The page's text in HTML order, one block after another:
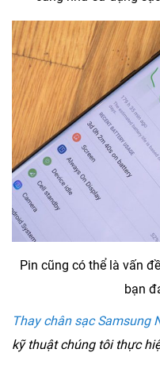
Pin cũng có thể là vấn
bạn
Thay chân sạc Samsung
kỹ thuật chúng tôi thực